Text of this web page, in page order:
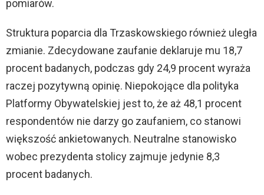
pomiarów.
Struktura poparcia dla Trzaskowskiego również uległa
zmianie. Zdecydowane zaufanie deklaruje mu 18,7
procent badanych, podczas gdy 24,9 procent wyraża
raczej pozytywną opinię. Niepokojące dla polityka
Platformy Obywatelskiej jest to, że aż 48,1 procent
respondentów nie darzy go zaufaniem, co stanowi
większość ankietowanych. Neutralne stanowisko
wobec prezydenta stolicy zajmuje jedynie 8,3
procent badanych.